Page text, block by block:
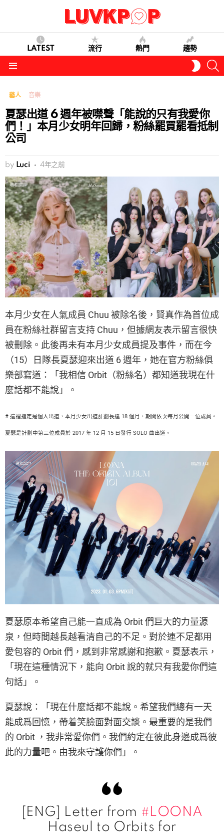
LATEST 流行 熱門 趨勢
SKIN
藝人 音樂
夏瑟出道 6 週年被噤聲「能說的只有我愛你
們！」本月少女明年回歸，粉絲罷買罷看抵制
公司
by Luci 4年之前
本月少女在人氣成員 Chuu 被除名後，賢真作為首位成
員在粉絲社群留言支持 Chuu，但據網友表示留言很快
被刪除。此後再未有本月少女成員提及事件，而在今
（15）日隊長夏瑟迎來出道 6 週年，她在官方粉絲俱
樂部寫道：「我相信 Orbit（粉絲名）都知道我現在什
麼話都不能說」。
# 這裡指定是個人出道，本月少女出道計劃長達 18 個月，期間依次每月公開一位成員。
夏瑟是計劃中第三位成員於 2017 年 12 月 15 日發行 SOLO 曲出道。
夏瑟原本希望自己能一直成為 Orbit 們巨大的力量源
泉，但時間越長越看清自己的不足。對於連不足都用
愛包容的 Orbit 們，感到非常感謝和抱歉。夏瑟表示，
「現在這種情況下，能向 Orbit 說的就只有我愛你們這
句話」。
夏瑟說：「現在什麼話都不能說。希望我們總有一天
能成爲回憶，帶着笑臉面對面交談。最重要的是我們
的 Orbit ，我非常愛你們。我們約定在彼此身邊成爲彼
此的力量吧。由我來守護你們」。
[ENG] Letter from #LOONA
Haseul to Orbits for